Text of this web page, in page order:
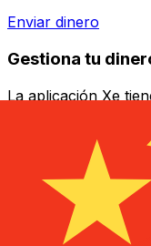
Enviar dinero
Gestiona tu
La aplicación Xe
divisas. Convierte
transfiere dinero al
¡Descarga hoy!